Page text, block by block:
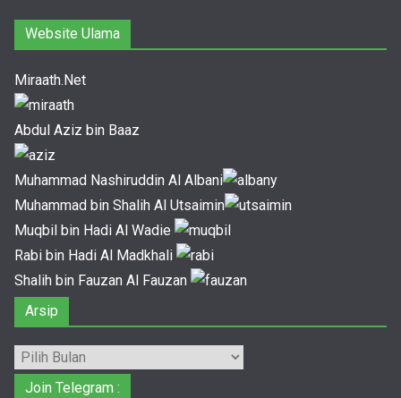
Website Ulama
Miraath.Net
Abdul Aziz bin Baaz
Muhammad Nashiruddin Al Albani
Muhammad bin Shalih Al Utsaimin
Muqbil bin Hadi Al Wadie
Rabi bin Hadi Al Madkhali
Shalih bin Fauzan Al Fauzan
Arsip
Arsip
Join Telegram :